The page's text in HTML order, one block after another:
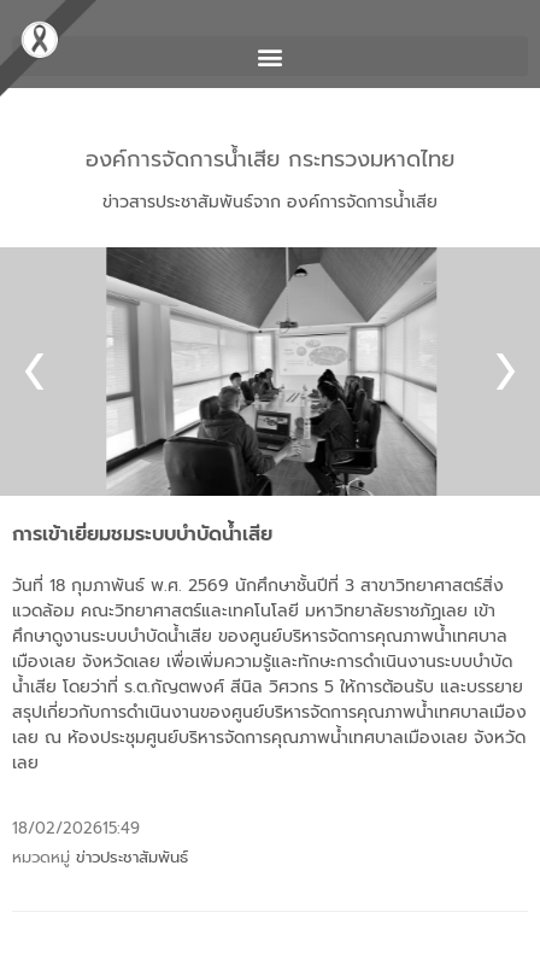
องค์การจัดการน้ำเสีย กระทรวงมหาดไทย
ข่าวสารประชาสัมพันธ์จาก องค์การจัดการน้ำเสีย
การเข้าเยี่ยมชมระบบบำบัดน้ำเสีย
วันที่ 18 กุมภาพันธ์ พ.ศ. 2569 นักศึกษาชั้นปีที่ 3 สาขาวิทยาศาสตร์สิ่ง
แวดล้อม คณะวิทยาศาสตร์และเทคโนโลยี มหาวิทยาลัยราชภัฏเลย เข้า
ศึกษาดูงานระบบบำบัดน้ำเสีย ของศูนย์บริหารจัดการคุณภาพน้ำเทศบาล
เมืองเลย จังหวัดเลย เพื่อเพิ่มความรู้และทักษะการดำเนินงานระบบบำบัด
น้ำเสีย โดยว่าที่ ร.ต.กัญตพงศ์ สีนิล วิศวกร 5 ให้การต้อนรับ และบรรยาย
สรุปเกี่ยวกับการดำเนินงานของศูนย์บริหารจัดการคุณภาพน้ำเทศบาลเมือง
เลย ณ ห้องประชุมศูนย์บริหารจัดการคุณภาพน้ำเทศบาลเมืองเลย จังหวัด
เลย
18/02/202615:49
หมวดหมู่ ข่าวประชาสัมพันธ์